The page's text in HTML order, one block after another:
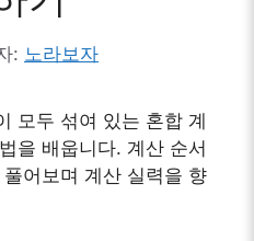
: 노라보자
모두 섞여 있는 혼합 계
을 배웁니다. 계산 순서
어보며 계산 실력을 향